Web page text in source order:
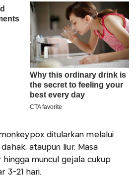
ditularkan melalui
ataupun liur. Masa
hingga muncul gejala cukup
3-21 hari.